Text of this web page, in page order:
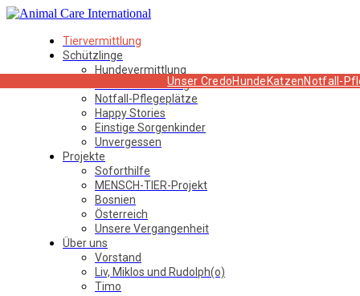
Tiervermittlung
Unser CredoHunde KatzenNotfall-
Schützlinge
Hundevermittlung
Katzenvermittlung
Notfall-Pflegeplätze
Happy Stories
Einstige Sorgenkinder
Unvergessen
Projekte
Soforthilfe
MENSCH-TIER-Projekt
Bosnien
Österreich
Unsere Vergangenheit
Über uns
Vorstand
Liv, Miklos und Rudolph(o)
Timo